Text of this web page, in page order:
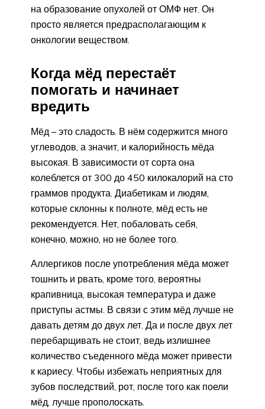
на образование опухолей от ОМФ нет. Он
просто является предрасполагающим к
онкологии веществом.
Когда мёд перестаёт
помогать и начинает
вредить
Мёд – это сладость. В нём содержится много
углеводов, а значит, и калорийность мёда
высокая. В зависимости от сорта она
колеблется от 300 до 450 килокалорий на сто
граммов продукта. Диабетикам и людям,
которые склонны к полноте, мёд есть не
рекомендуется. Нет, побаловать себя,
конечно, можно, но не более того.
Аллергиков после употребления мёда может
тошнить и рвать, кроме того, вероятны
крапивница, высокая температура и даже
приступы астмы. В связи с этим мёд лучше не
давать детям до двух лет. Да и после двух лет
перебарщивать не стоит, ведь излишнее
количество съеденного мёда может привести
к кариесу. Чтобы избежать неприятных для
зубов последствий, рот, после того как поели
мёд, лучше прополоскать.